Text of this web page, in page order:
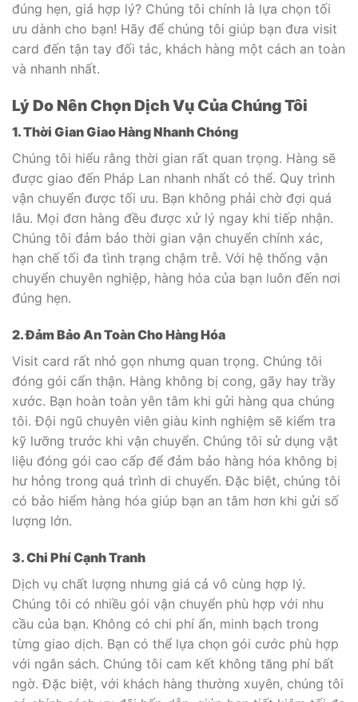
đúng hẹn, giá hợp lý? Chúng tôi chính là lựa chọn tối
ưu dành cho bạn! Hãy để chúng tôi giúp bạn đưa visit
card đến tận tay đối tác, khách hàng một cách an toàn
và nhanh nhất.
Lý Do Nên Chọn Dịch Vụ Của Chúng Tôi
1. Thời Gian Giao Hàng Nhanh Chóng
Chúng tôi hiểu rằng thời gian rất quan trọng. Hàng sẽ
được giao đến Pháp Lan nhanh nhất có thể. Quy trình
vận chuyển được tối ưu. Bạn không phải chờ đợi quá
lâu. Mọi đơn hàng đều được xử lý ngay khi tiếp nhận.
Chúng tôi đảm bảo thời gian vận chuyển chính xác,
hạn chế tối đa tình trạng chậm trễ. Với hệ thống vận
chuyển chuyên nghiệp, hàng hóa của bạn luôn đến nơi
đúng hẹn.
2. Đảm Bảo An Toàn Cho Hàng Hóa
Visit card rất nhỏ gọn nhưng quan trọng. Chúng tôi
đóng gói cẩn thận. Hàng không bị cong, gãy hay trầy
xước. Bạn hoàn toàn yên tâm khi gửi hàng qua chúng
tôi. Đội ngũ chuyên viên giàu kinh nghiệm sẽ kiểm tra
kỹ lưỡng trước khi vận chuyển. Chúng tôi sử dụng vật
liệu đóng gói cao cấp để đảm bảo hàng hóa không bị
hư hỏng trong quá trình di chuyển. Đặc biệt, chúng tôi
có bảo hiểm hàng hóa giúp bạn an tâm hơn khi gửi số
lượng lớn.
3. Chi Phí Cạnh Tranh
Dịch vụ chất lượng nhưng giá cả vô cùng hợp lý.
Chúng tôi có nhiều gói vận chuyển phù hợp với nhu
cầu của bạn. Không có chi phí ẩn, minh bạch trong
từng giao dịch. Bạn có thể lựa chọn gói cước phù hợp
với ngân sách. Chúng tôi cam kết không tăng phí bất
ngờ. Đặc biệt, với khách hàng thường xuyên, chúng tôi